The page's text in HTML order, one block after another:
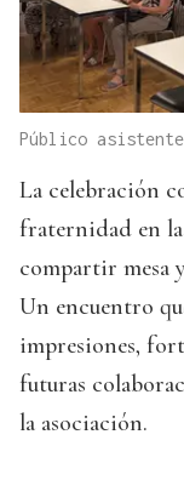
Público asistente
La celebración
fraternidad en
compartir mesa
Un encuentro
impresiones,
futuras
la asociación.